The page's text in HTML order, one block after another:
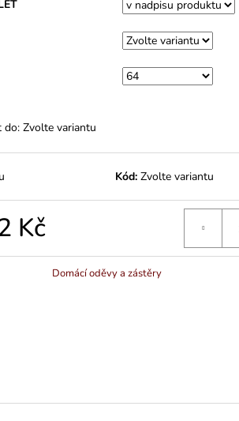
do: Zvolte variantu
Kód: Zvolte variantu
Kč
Domácí oděvy a zástěry